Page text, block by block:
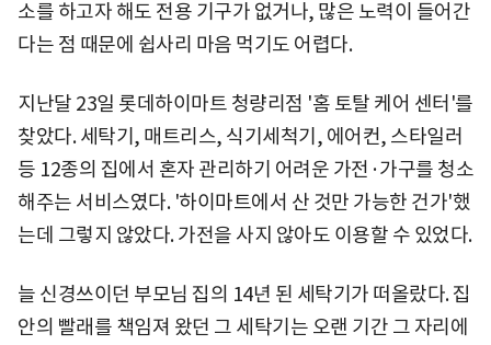
소를 하고자 해도 전용 기구가 없거나, 많은 노력이 들어간
다는 점 때문에 쉽사리 마음 먹기도 어렵다.
지난달 23일 롯데하이마트 청량리점 '홈 토탈 케어 센터'를
찾았다. 세탁기, 매트리스, 식기세척기, 에어컨, 스타일러
등 12종의 집에서 혼자 관리하기 어려운 가전·가구를 청소
해주는 서비스였다. '하이마트에서 산 것만 가능한 건가'했
는데 그렇지 않았다. 가전을 사지 않아도 이용할 수 있었다.
늘 신경쓰이던 부모님 집의 14년 된 세탁기가 떠올랐다. 집
안의 빨래를 책임져 왔던 그 세탁기는 오랜 기간 그 자리에